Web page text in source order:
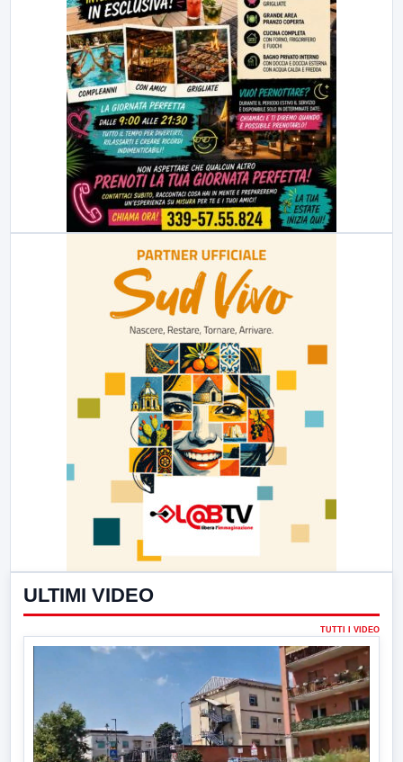
ULTIMI VIDEO
TUTTI I VIDEO